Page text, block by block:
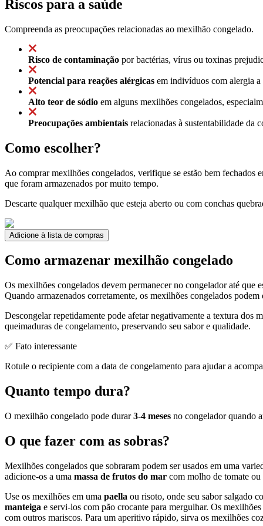
Riscos para a saúde
Compreenda as preocupações relacionadas ao mexilhão congelado.
Risco de contaminação por bactérias, vírus ou toxinas
Potencial para reações alérgicas em indivíduos com alergia
Alto teor de sódio em alguns mexilhões congelados,
Preocupações ambientais relacionadas à sustentabilidade da
Como escolher?
Ao comprar mexilhões congelados, verifique se estão bem fechados
que foram armazenados por muito tempo.
Descarte qualquer mexilhão que esteja aberto ou com conchas
Adicione à lista de compras
Como armazenar mexilhão congelado
Os mexilhões congelados devem permanecer no congelador até que
Quando armazenados corretamente, os mexilhões congelados podem
Descongelar repetidamente pode afetar negativamente a textura dos
queimaduras de congelamento, preservando seu sabor e qualidade.
✅ Fato interessante
Rotule o recipiente com a data de congelamento para ajudar a
Quanto tempo dura?
O mexilhão congelado pode durar3-4 meses no congelador quando
O que fazer com as sobras?
Mexilhões congelados que sobraram podem ser usados em uma
adicione-os a uma massa de frutos do mar com molho de tomate
Use os mexilhões em uma paella ou risoto, onde seu sabor salgado
manteiga e servi-los com pão crocante para mergulhar. Os
com outros mariscos. Para um aperitivo rápido, sirva os mexilhões